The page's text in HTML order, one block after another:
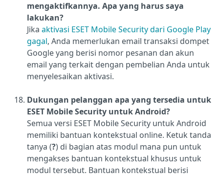
mengaktifkannya. Apa yang harus saya
lakukan?
Jika aktivasi ESET Mobile Security dari Google Play
gagal, Anda memerlukan email transaksi dompet
Google yang berisi nomor pesanan dan akun
email yang terkait dengan pembelian Anda untuk
menyelesaikan aktivasi.
Dukungan pelanggan apa yang tersedia untuk
ESET Mobile Security untuk Android?
Semua versi ESET Mobile Security untuk Android
memiliki bantuan kontekstual online. Ketuk tanda
tanya (?) di bagian atas modul mana pun untuk
mengakses bantuan kontekstual khusus untuk
modul tersebut. Bantuan kontekstual berisi